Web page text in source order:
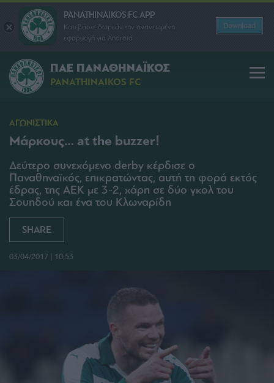
PANATHINAIKOS FC APP
Κατεβάστε δωρεάν την ανανεωμένη
εφαρμογή για Android
Download
ΠΑΕ ΠΑΝΑΘΗΝΑΪΚΟΣ
PANATHINAIKOS FC
ΑΓΩΝΙΣΤΙΚΑ
Μάρκους… at the buzzer!
Δεύτερο συνεχόμενο derby κέρδισε ο
Παναθηναϊκός, επικρατώντας, αυτή τη φορά εκτός
έδρας, της ΑΕΚ με 3-2, χάρη σε δύο γκολ του
Σουηδού και ένα του Κλωναρίδη
SHARE
03/04/2017 | 10:53